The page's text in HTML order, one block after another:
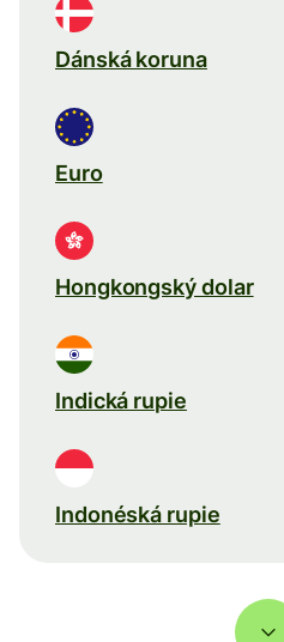
Dánská koruna
Euro
Hongkongský dolar
Indická rupie
Indonéská rupie